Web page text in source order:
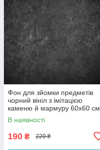
Фон для зйомки предметів
чорний вініл з імітацією
каменю й мармуру 60x60 см,
№550006
В наявності
190 ₴ 220 ₴